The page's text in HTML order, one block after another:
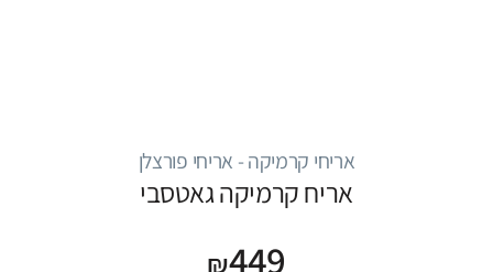
אריחי קרמיקה - אריחי פורצלן
אריח קרמיקה גאטסבי
₪449